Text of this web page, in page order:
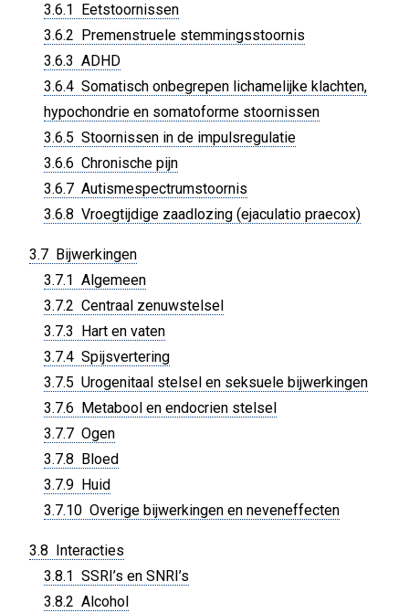
3.6.1 Eetstoornissen
3.6.2 Premenstruele stemmingsstoornis
3.6.3 ADHD
3.6.4 Somatisch onbegrepen lichamelijke klachten,
hypochondrie en somatoforme stoornissen
3.6.5 Stoornissen in de impulsregulatie
3.6.6 Chronische pijn
3.6.7 Autismespectrumstoornis
3.6.8 Vroegtijdige zaadlozing (ejaculatio praecox)
3.7 Bijwerkingen
3.7.1 Algemeen
3.7.2 Centraal zenuwstelsel
3.7.3 Hart en vaten
3.7.4 Spijsvertering
3.7.5 Urogenitaal stelsel en seksuele bijwerkingen
3.7.6 Metabool en endocrien stelsel
3.7.7 Ogen
3.7.8 Bloed
3.7.9 Huid
3.7.10 Overige bijwerkingen en neveneffecten
3.8 Interacties
3.8.1 SSRI’s en SNRI’s
3.8.2 Alcohol